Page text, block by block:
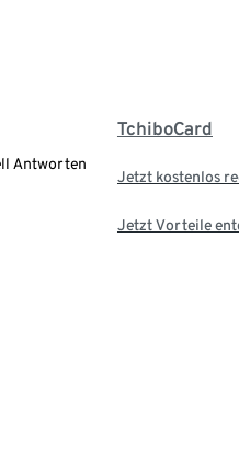
Antworten
TchiboCard
Jetzt kostenlos
Jetzt Vorteile